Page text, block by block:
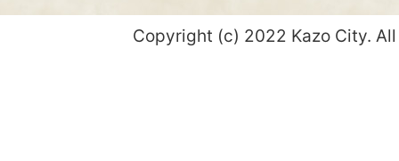
Copyright (c) 2022 Kazo City.